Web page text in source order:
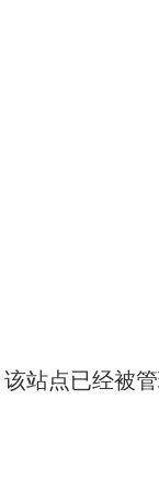
站点已经被